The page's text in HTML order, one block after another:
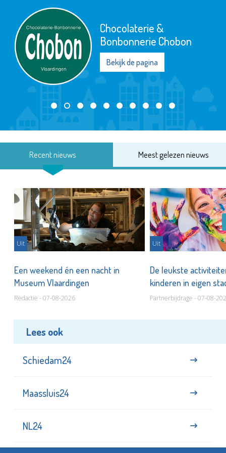
Chocolaterie &
Bonbonnerie Chobon
Bekijk de pagina
Recent nieuws Meest gelezen nieuws
Uit
Een weekend én een nacht in
Museum Vlaardingen
Redactie - 07-08-2026
Uit
De leukste
kinderen in eigen
Partnerbijdrage - 07-08-
Lees ook
Schiedam24
Maassluis24
NL24